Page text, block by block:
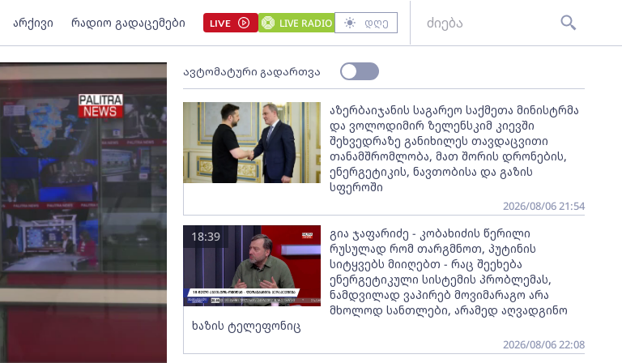
არქივი რადიო გადაცემები LIVE LIVE RADIO დღე
ავტომატური გადართვა
აზერბაიჯანის საგარეო საქმეთა მინისტრმა
და ვოლოდიმირ ზელენსკიმ კიევში
შეხვედრაზე განიხილეს თავდაცვითი
თანამშრომლობა, მათ შორის დრონების,
ენერგეტიკის, ნავთობისა და გაზის
სფეროში
2026/08/06 21:54
გია ჯაფარიძე - კობახიძის წერილი
რუსულად რომ თარგმნოთ, პუტინის
სიტყვებს მიიღებთ - რაც შეეხება
ენერგეტიკული სისტემის პრობლემას,
ნამდვილად ვაპირებ მოვიმარაგო არა
მხოლოდ სანთლები, არამედ აღვადგინო
ხაზის ტელეფონიც
18:39
2026/08/06 22:08